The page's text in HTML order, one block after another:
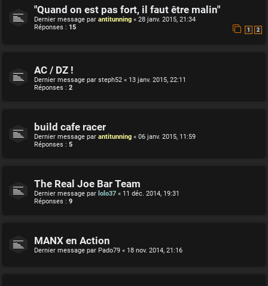
"Quand on est pas fort, il faut être malin"
Dernier message par antitunning « 28 janv. 2015, 21:34
Réponses : 15 1 2
AC / DZ !
Dernier message par steph52 « 13 janv. 2015, 22:11
Réponses : 2
build cafe racer
Dernier message par antitunning « 06 janv. 2015, 11:59
Réponses : 5
The Real Joe Bar Team
Dernier message par lolo37 « 11 déc. 2014, 19:31
Réponses : 9
MANX en Action
Dernier message par Pado79 « 18 nov. 2014, 21:16